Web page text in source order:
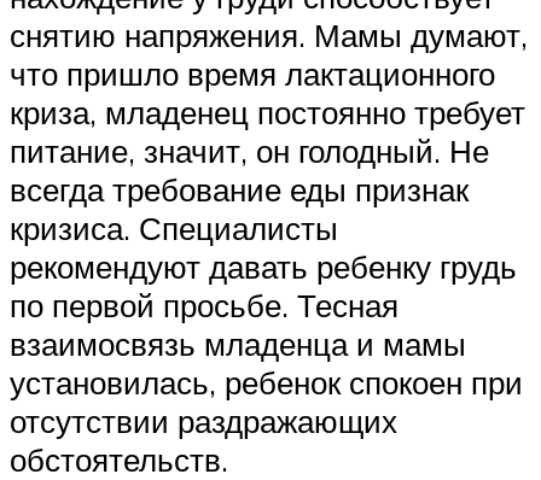
снятию напряжения. Мамы думают,
что пришло время лактационного
криза, младенец постоянно требует
питание, значит, он голодный. Не
всегда требование еды признак
кризиса. Специалисты
рекомендуют давать ребенку грудь
по первой просьбе. Тесная
взаимосвязь младенца и мамы
установилась, ребенок спокоен при
отсутствии раздражающих
обстоятельств.